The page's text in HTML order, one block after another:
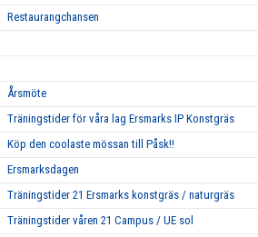
Restaurangchansen
Årsmöte
Träningstider för våra lag Ersmarks IP Konstgräs
Köp den coolaste mössan till Påsk!!
Ersmarksdagen
Träningstider 21 Ersmarks konstgräs / naturgräs
Träningstider våren 21 Campus / UE sol